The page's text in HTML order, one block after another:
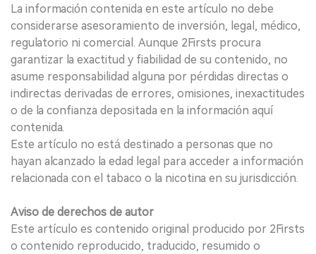
La información contenida en este artículo no debe
considerarse asesoramiento de inversión, legal, médico,
regulatorio ni comercial. Aunque 2Firsts procura
garantizar la exactitud y fiabilidad de su contenido, no
asume responsabilidad alguna por pérdidas directas o
indirectas derivadas de errores, omisiones, inexactitudes
o de la confianza depositada en la información aquí
contenida.
Este artículo no está destinado a personas que no
hayan alcanzado la edad legal para acceder a información
relacionada con el tabaco o la nicotina en su jurisdicción.
Aviso de derechos de autor
Este artículo es contenido original producido por 2Firsts
o contenido reproducido, traducido, resumido o